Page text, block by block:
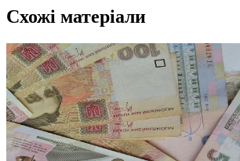
Схожі матеріали